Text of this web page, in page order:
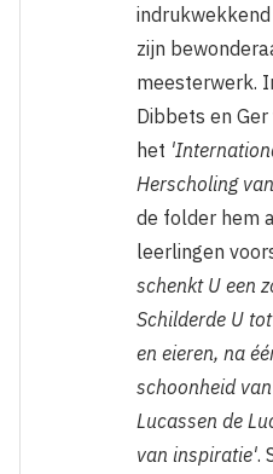
zijn
meesterwerk.
Dibbets en
het
Herscholing
de folder hem
leerlingen
schenkt U een
Schilderde U
en eieren, na
schoonheid
Lucassen de
van inspiratie'.